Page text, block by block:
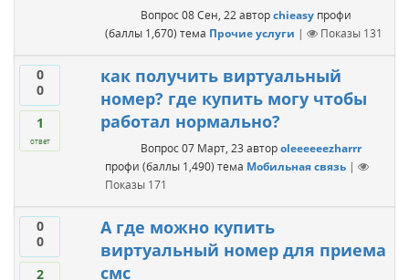
Вопрос 08 Сен, 22 авторchieasy профи
(баллы 1,670) тема Прочие услуги | Показы 131
0
0
1
ответ
как получить виртуальный
номер? где купить могу чтобы
работал нормально?
Вопрос 07 Март, 23 авторoleeeeeezharrr
профи (баллы 1,490) тема Мобильная связь |
Показы 171
0
0
2
А где можно купить
виртуальный номер для приема
смс